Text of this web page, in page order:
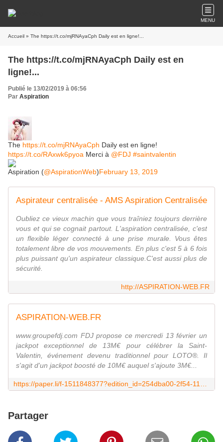
MENU
Accueil » The https://t.co/mjRNAyaCph Daily est en ligne!...
The https://t.co/mjRNAyaCph Daily est en
ligne!...
Publié le 13/02/2019 à 06:56
Par Aspiration
The https://t.co/mjRNAyaCph Daily est en ligne!
https://t.co/RAxwk6pyoa Merci à @FDJ #saintvalentin
Aspiration (@AspirationWeb)February 13, 2019
Aspirateur centralisée - AMS Aspiration Centralisée
Oubliez ce vieux machin que vous traîniez toujours derrière
vous et qui se cognait partout. L'aspiration centralisée, c'est
un flexible léger connecté à une prise murale. Vous êtes
totalement libre de vos mouvements. En plus c'est 5 à 6 fois
plus puissant qu'un aspirateur classique.C'est aussi plus de
sécurité.
http://ASPIRATION-WEB.FR
ASPIRATION-WEB.FR
www.groupefdj.com FDJ propose ce mercredi 13 février un
jackpot exceptionnel de 13M€ pour célébrer la Saint-
Valentin, événement devenu traditionnel pour LOTO®. Il
s'agit d'un jackpot boosté de 10M€ auquel s'ajoute 3M€...
Partager